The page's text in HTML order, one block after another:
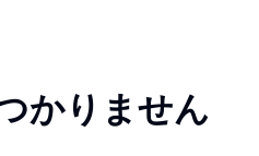
かりません